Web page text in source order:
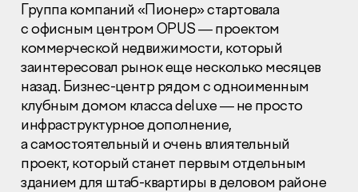
Группа компаний «Пионер» стартовала
с офисным центром OPUS — проектом
коммерческой недвижимости, который
заинтересовал рынок еще несколько месяцев
назад. Бизнес-центр рядом с одноименным
клубным домом класса deluxe — не просто
инфраструктурное дополнение,
а самостоятельный и очень влиятельный
проект, который станет первым отдельным
зданием для штаб-квартиры в деловом районе